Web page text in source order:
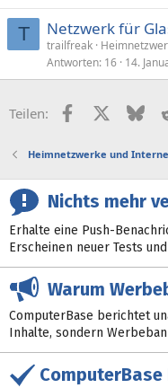
T Netzwerk für
trailfreak
Antworten 16 14.
Teilen: Facebook
X
Heimnetzwerke und
Nichts mehr
Erhalte eine Push-
Erscheinen neuer Tests
Warum
ComputerBase berichtet
Inhalte, sondern
ComputerBase